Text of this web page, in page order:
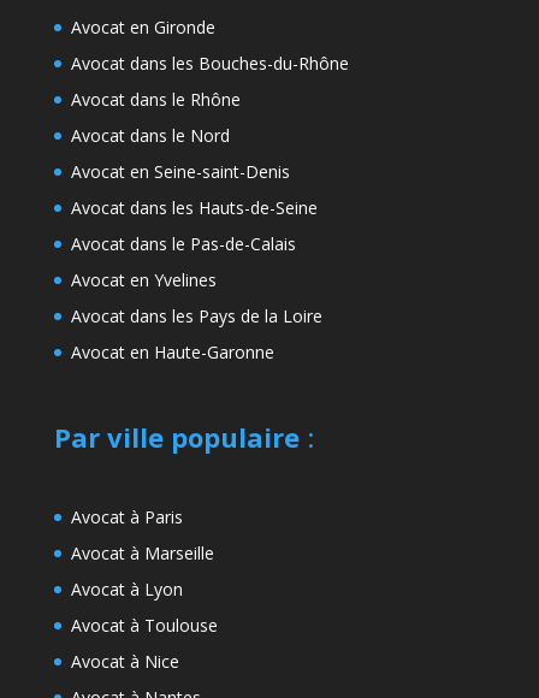
Avocat en Gironde
Avocat dans les Bouches-du-Rhône
Avocat dans le Rhône
Avocat dans le Nord
Avocat en Seine-saint-Denis
Avocat dans les Hauts-de-Seine
Avocat dans le Pas-de-Calais
Avocat en Yvelines
Avocat dans les Pays de la Loire
Avocat en Haute-Garonne
Par ville populaire:
Avocat à Paris
Avocat à Marseille
Avocat à Lyon
Avocat à Toulouse
Avocat à Nice